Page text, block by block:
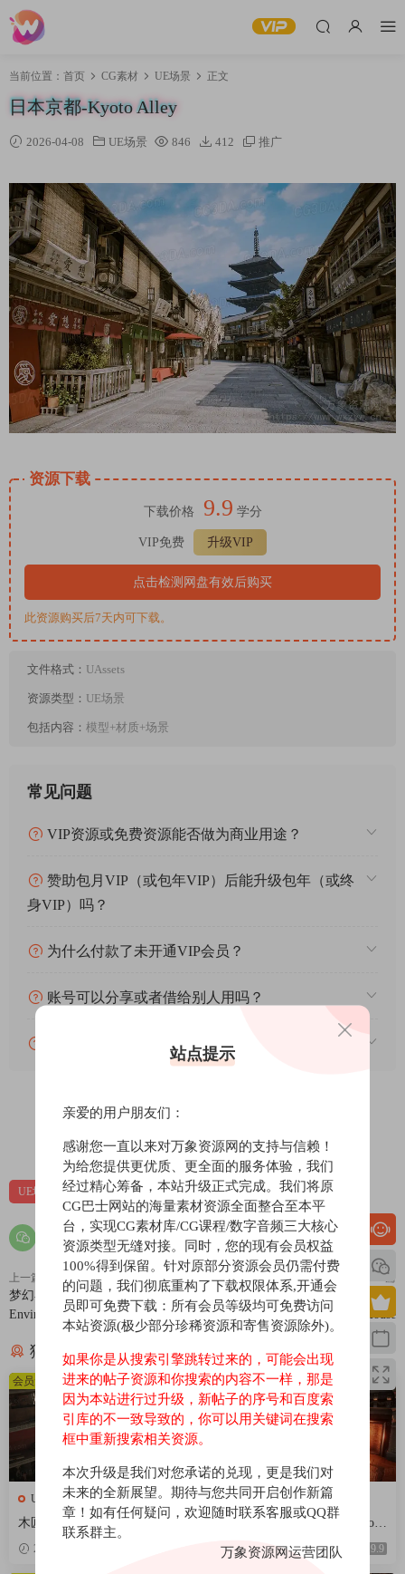
当前位置： 首页 CG素材 UE场景 正文
日本京都-Kyoto Alley
2026-04-08 UE场景 846 412 推广
资源下载
下载价格 9.9 学分
VIP免费 升级VIP
点击检测网盘有效后购买
此资源购买后7天内可下载。
文件格式： UAssets
资源类型： UE场景
包括内容： 模型+材质+场景
常见问题
VIP资源或免费资源能否做为商业用途？
赞助包月VIP（或包年VIP）后能升级包年（或终
身VIP）吗？
为什么付款了未开通VIP会员？
账号可以分享或者借给别人用吗？
VIP会员剩余时间查询？
0 0
UE场景 UE场景-古风丨和风 UE资源
上一篇
梦幻小镇-Hand Painted
Environment
下一篇
日本小镇-MJH Modular Japanese
Town House
猜你喜欢
UE场景
木匠工作车间-Carpenters Works
hop
2026-04-18
会员免费
UE场景
维多利亚时代室内建筑-Victori
2026-04-18 9.9
会员免费
站点提示
亲爱的用户朋友们：
感谢您一直以来对万象资源网的支持与信赖！
为给您提供更优质、更全面的服务体验，我们
经过精心筹备，本站升级正式完成。我们将原
CG巴士网站的海量素材资源全面整合至本平
台，实现CG素材库/CG课程/数字音频三大核心
资源类型无缝对接。同时，您的现有会员权益
100%得到保留。针对原部分资源会员仍需付费
的问题，我们彻底重构了下载权限体系,开通会
员即可免费下载：所有会员等级均可免费访问
本站资源(极少部分珍稀资源和寄售资源除外)。
如果你是从搜索引擎跳转过来的，可能会出现
进来的帖子资源和你搜索的内容不一样，那是
因为本站进行过升级，新帖子的序号和百度索
引库的不一致导致的，你可以用关键词在搜索
框中重新搜索相关资源。
本次升级是我们对您承诺的兑现，更是我们对
未来的全新展望。期待与您共同开启创作新篇
章！如有任何疑问，欢迎随时联系客服或QQ群
联系群主。
万象资源网运营团队